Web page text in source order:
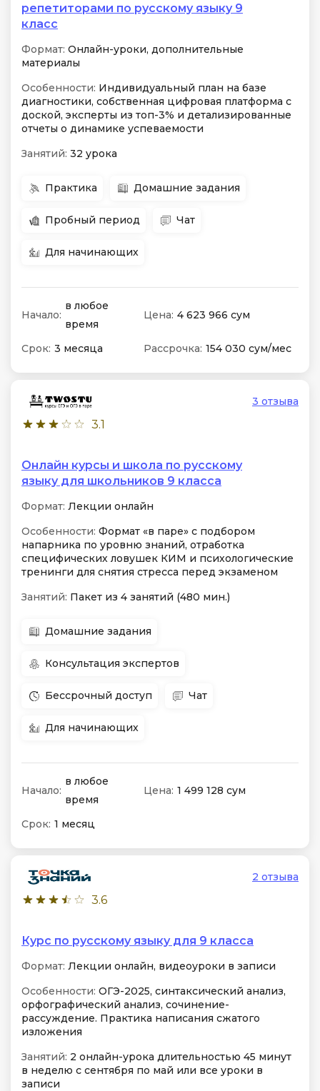
репетиторами по русскому языку 9
класс
Формат: Онлайн-уроки, дополнительные
материалы
Особенности: Индивидуальный план на базе
диагностики, собственная цифровая платформа с
доской, эксперты из топ-3% и детализированные
отчеты о динамике успеваемости
Занятий: 32 урока
Практика Домашние задания
Пробный период Чат
Для начинающих
Начало:
в любое
время
Цена: 4 623 966 сум
Срок: 3 месяца Рассрочка: 154 030 сум/мес
3.1
3 отзыва
Онлайн курсы и школа по русскому
языку для школьников 9 класса
Формат: Лекции онлайн
Особенности: Формат «в паре» с подбором
напарника по уровню знаний, отработка
специфических ловушек КИМ и психологические
тренинги для снятия стресса перед экзаменом
Занятий: Пакет из 4 занятий (480 мин.)
Домашние задания
Консультация экспертов
Бессрочный доступ Чат
Для начинающих
Начало:
в любое
время
Цена: 1 499 128 сум
Срок: 1 месяц
3.6
2 отзыва
Курс по русскому языку для 9 класса
Формат: Лекции онлайн, видеоуроки в записи
Особенности: ОГЭ-2025, синтаксический анализ,
орфографический анализ, сочинение-
рассуждение. Практика написания сжатого
изложения
Занятий: 2 онлайн-урока длительностью 45 минут
в неделю с сентября по май или все уроки в
записи